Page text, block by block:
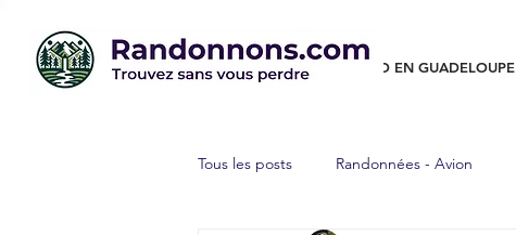
RANDO EN GUADELOUPE
Tous les posts Randonnées - Avion